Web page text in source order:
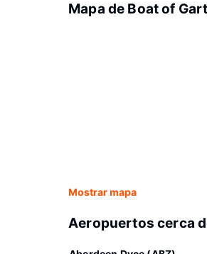
Mapa de Boat of
Mostrar mapa
Aeropuertos cerca